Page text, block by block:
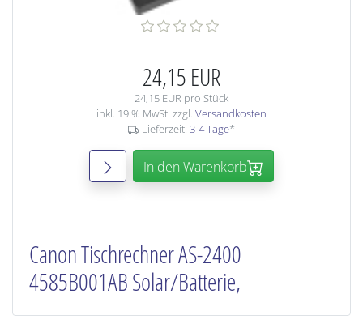
24,15 EUR
24,15 EUR pro Stück
inkl. 19 % MwSt. zzgl. Versandkosten
Lieferzeit: 3-4 Tage*
In den Warenkorb
Canon Tischrechner AS-2400
4585B001AB Solar/Batterie,